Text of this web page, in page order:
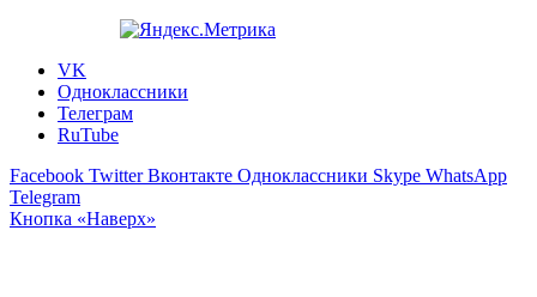
VK
Одноклассники
Телеграм
RuTube
Facebook Twitter Вконтакте Одноклассники Skype WhatsApp
Telegram
Кнопка «Наверх»